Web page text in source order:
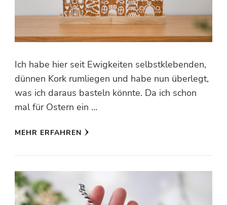
Ich habe hier seit Ewigkeiten selbstklebenden,
dünnen Kork rumliegen und habe nun überlegt,
was ich daraus basteln könnte. Da ich schon
mal für Ostern ein …
MEHR ERFAHREN